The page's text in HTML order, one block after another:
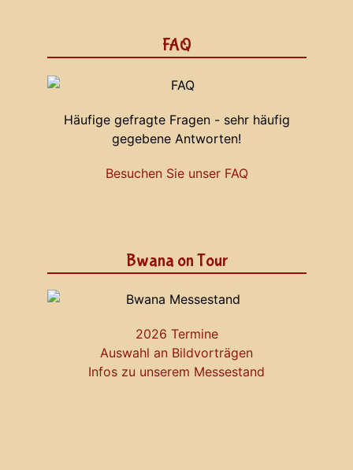
FAQ
Häufige gefragte Fragen - sehr häufig
gegebene Antworten!
Besuchen Sie unser FAQ
Bwana on Tour
2026 Termine
Auswahl an Bildvorträgen
Infos zu unserem Messestand